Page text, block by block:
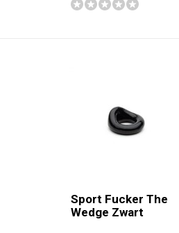
Sport Fucker The
Wedge Zwart